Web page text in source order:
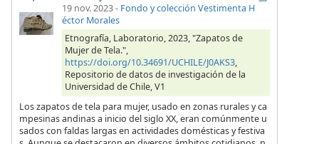
19 nov. 2023- Fondo y colección Vestimenta H
éctor Morales
Etnografía, Laboratorio, 2023, "Zapatos de
Mujer de Tela.",
https://doi.org/10.34691/UCHILE/J0AKS3,
Repositorio de datos de investigación de la
Universidad de Chile, V1
Los zapatos de tela para mujer, usado en zonas rurales y ca
mpesinas andinas a inicio del siglo XX, eran comúnmente u
sados con faldas largas en actividades domésticas y festiva